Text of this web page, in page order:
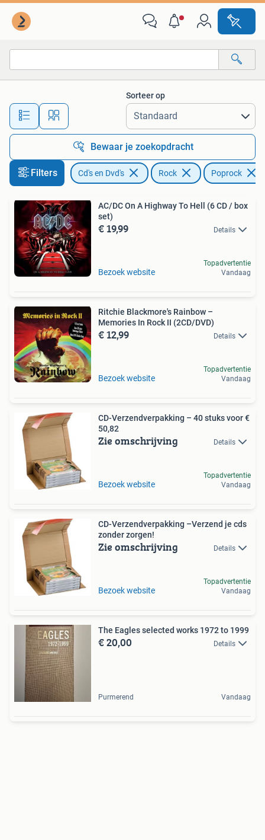
Alle afstanden…
Sorteer op
Bewaar je zoekopdracht
Filters Cd's en Dvd's Rock Poprock
AC/DC On A Highway To Hell (6 CD / box
set)
€ 19,99 Details
Bezoek website
Topadvertentie
Vandaag
Ritchie Blackmore's Rainbow –
Memories In Rock II (2CD/DVD)
€ 12,99 Details
Bezoek website
Topadvertentie
Vandaag
CD-Verzendverpakking – 40 stuks voor €
50,82
Zie omschrijving Details
Bezoek website
Topadvertentie
Vandaag
CD-Verzendverpakking –Verzend je cds
zonder zorgen!
Zie omschrijving Details
Bezoek website
Topadvertentie
Vandaag
The Eagles selected works 1972 to 1999
€ 20,00 Details
Purmerend Vandaag